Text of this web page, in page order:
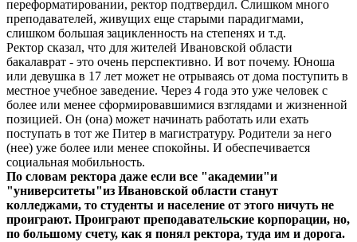
переформатировании, ректор подтвердил. Слишком много
преподавателей, живущих еще старыми парадигмами,
слишком большая зацикленность на степенях и т.д.
Ректор сказал, что для жителей Ивановской области
бакалаврат - это очень перспективно. И вот почему. Юноша
или девушка в 17 лет может не отрываясь от дома поступить в
местное учебное заведение. Через 4 года это уже человек с
более или менее сформировавшимися взглядами и жизненной
позицией. Он (она) может начинать работать или ехать
поступать в тот же Питер в магистратуру. Родители за него
(нее) уже более или менее спокойны. И обеспечивается
социальная мобильность.
По словам ректора даже если все "академии"и
"университеты"из Ивановской области станут
колледжами, то студенты и население от этого ничуть не
проиграют. Проиграют преподавательские корпорации, но,
по большому счету, как я понял ректора, туда им и дорога.